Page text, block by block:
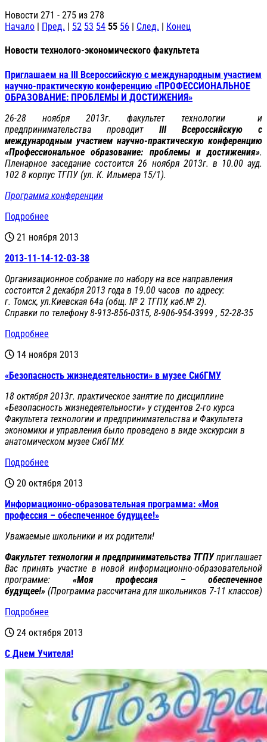
Новости 271 - 275 из 278
Начало | Пред. | 52 53 54 55 56 | След. | Конец
Новости технолого-экономического факультета
Приглашаем на III Всероссийскую с международным участием
научно-практическую конференцию «ПРОФЕССИОНАЛЬНОЕ
ОБРАЗОВАНИЕ: ПРОБЛЕМЫ И ДОСТИЖЕНИЯ»
26-28 ноября 2013г. факультет технологии и
предпринимательства проводит III Всероссийскую с
международным участием научно-практическую конференцию
«Профессиональное образование: проблемы и достижения».
Пленарное заседание состоится 26 ноября 2013г. в 10.00 ауд.
102 8 корпус ТГПУ (ул. К. Ильмера 15/1).
Программа конференции
Подробнее
21 ноября 2013
2013-11-14-12-03-38
Организационное собрание по набору на все направления
состоится 2 декабря 2013 года в 19.00 часов по адресу:
г. Томск, ул.Киевская 64а (общ. № 2 ТГПУ, каб.№ 2).
Справки по телефону8-913-856-0315, 8-906-954-3999 , 52-28-35
Подробнее
14 ноября 2013
«Безопасность жизнедеятельности» в музее СибГМУ
18 октября 2013г. практическое занятие по дисциплине
«Безопасность жизнедеятельности» у студентов 2-го курса
Факультета технологии и предпринимательства и Факультета
экономики и управления было проведено в виде экскурсии в
анатомическом музее СибГМУ.
Подробнее
20 октября 2013
Информационно-образовательная программа: «Моя
профессия – обеспеченное будущее!»
Уважаемые школьники и их родители!
Факультет технологии и предпринимательства ТГПУприглашает
Вас принять участие в новой информационно-образовательной
программе: «Моя профессия – обеспеченное
будущее!» (Программа рассчитана для школьников 7-11 классов)
Подробнее
24 октября 2013
С Днем Учителя!